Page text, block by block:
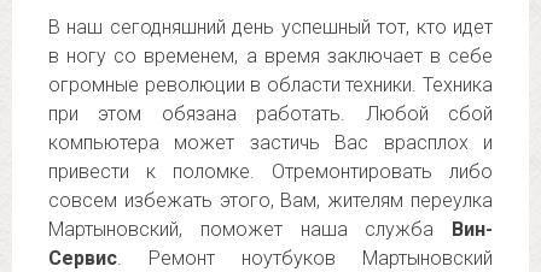
В наш сегодняшний день успешный тот, кто идет
в ногу со временем, а время заключает в себе
огромные революции в области техники. Техника
при этом обязана работать. Любой сбой
компьютера может застичь Вас врасплох и
привести к поломке. Отремонтировать либо
совсем избежать этого, Вам, жителям переулка
Мартыновский, поможет наша служба Вин-
Сервис. Ремонт ноутбуков Мартыновский